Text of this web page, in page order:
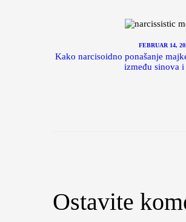
FEBRUAR 14,
Kako narcisoidno ponašanje
između sinova i
Ostavite